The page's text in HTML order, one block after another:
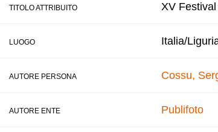
TITOLO ATTRIBUITO XV
LUOGO Italia/
AUTORE PERSONA Cossu,
AUTORE ENTE Publifoto